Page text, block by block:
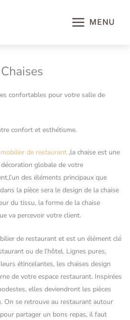
MENU
Chaises
confortables pour votre salle de
confort et esthétisme.
mobilier de restaurant ,la chaise est une
globale de votre
des éléments principaux que
la pièce sera le design de la chaise
du tissu, la forme de la chaise
va percevoir votre client.
de restaurant et est un élément clé
ou de l’hôtel. Lignes pures,
étincelantes, les chaises design
de votre espace restaurant. Inspirées
elles deviendront les pièces
On se retrouve au restaurant autour
partager un bons repas, il faut